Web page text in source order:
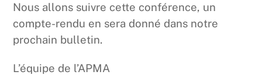
Nous allons suivre cette conférence, un
compte-rendu en sera donné dans notre
prochain bulletin.
L’équipe de l’APMA